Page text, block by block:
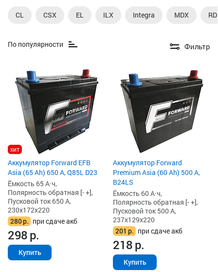
CL CSX EL ILX Integra MDX
По популярности Фильтр
хит
Аккумулятор Forward EFB
Asia (65 Ah) 650 А, Q85L D23
Ёмкость 65 А·ч,
Полярность обратная [- +],
Пусковой ток 650 А,
230x172x220
280р. при сдаче акб
298р.
Купить
Аккумулятор Forward
Premium Asia (60 Ah) 500 А,
B24LS
Ёмкость 60 А·ч,
Полярность обратная [- +],
Пусковой ток 500 А,
237x129x220
201 р. при сдаче акб
218р.
Купить